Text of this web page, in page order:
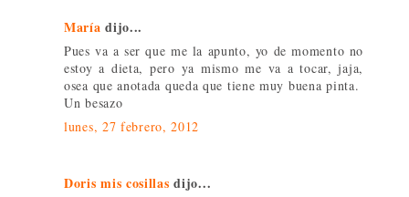
María dijo...
Pues va a ser que me la apunto, yo de momento no
estoy a dieta, pero ya mismo me va a tocar, jaja,
osea que anotada queda que tiene muy buena pinta.
Un besazo
lunes, 27 febrero, 2012
Doris mis cosillas dijo...